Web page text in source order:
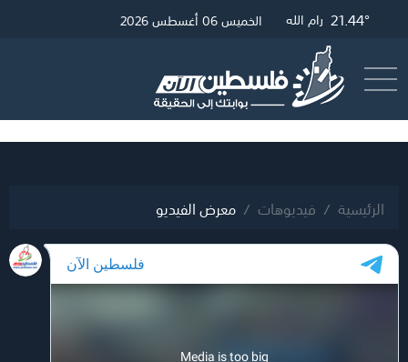
25.77° غزة 21.68° القدس 21.44° رام الله الخميس 06 أغسطس 2026
الرئيسية فيديوهات معرض الفيديو